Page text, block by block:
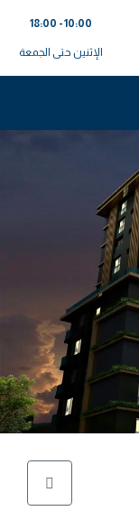
10:00 - 18:00
الإثنين حتى الجمعة